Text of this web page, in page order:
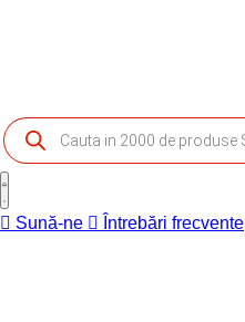
Products
search
Sună-ne Întrebări frecvente